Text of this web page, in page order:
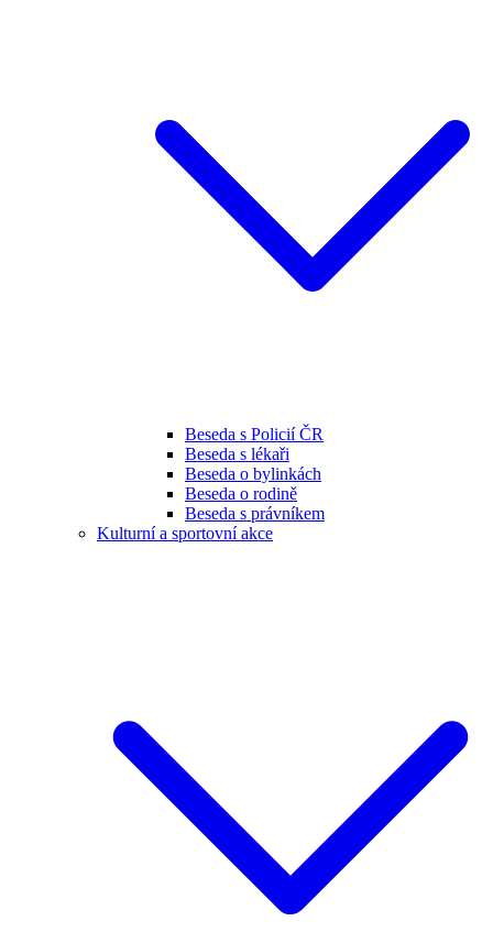
Beseda s Policií ČR
Beseda s lékaři
Beseda o bylinkách
Beseda o rodině
Beseda s právníkem
Kulturní a sportovní akce